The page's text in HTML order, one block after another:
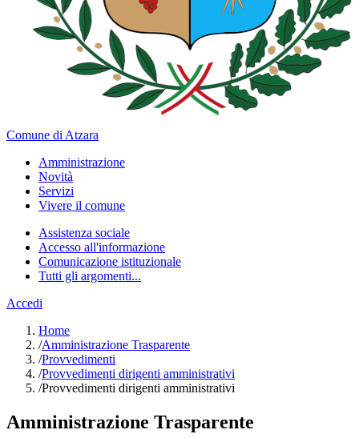
Comune di Atzara
Amministrazione
Novità
Servizi
Vivere il comune
Assistenza sociale
Accesso all'informazione
Comunicazione istituzionale
Tutti gli argomenti...
Accedi
Home
/Amministrazione Trasparente
/Provvedimenti
/Provvedimenti dirigenti amministrativi
/Provvedimenti dirigenti amministrativi
Amministrazione Trasparente